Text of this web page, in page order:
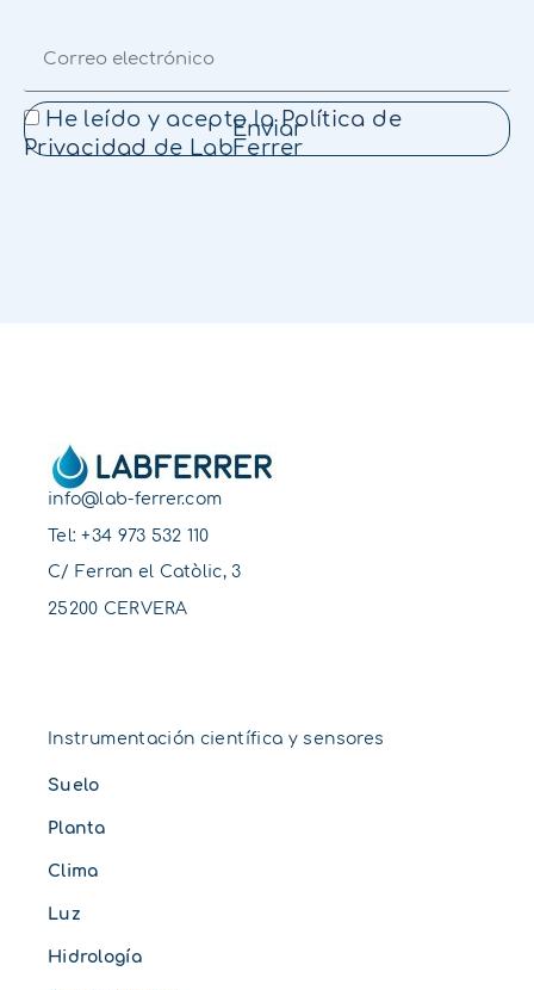
He leído y acepto laPolítica de
Privacidad de LabFerrer
Enviar
info@lab-ferrer.com
Tel:+34 973 532 110
C/ Ferran el Catòlic, 3
25200 CERVERA
Instrumentación científica y sensores
Suelo
Planta
Clima
Luz
Hidrología